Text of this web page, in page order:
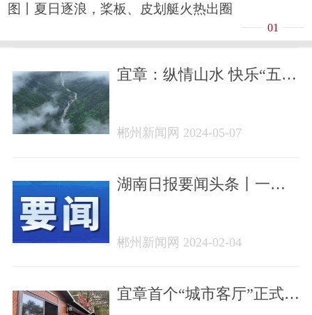
图丨夏日逐浪，桨板、皮划艇火热出圈
01
宜章：纵情山水 快乐“五
郴州新闻网 2024-05-07
湖南日报要闻头条丨一个
郴州新闻网 2024-02-04
宜章首个“城市客厅”正式启